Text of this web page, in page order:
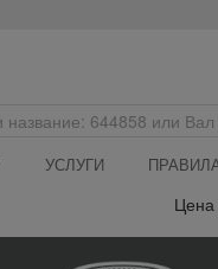
УСЛУГИ
Цена